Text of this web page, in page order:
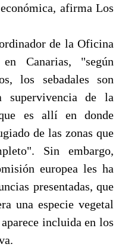
afirma Los
de la Oficina
Canarias, "según
los sebadales son
supervivencia de la
es allí en donde
de las zonas que
Sin embargo,
europea les ha
presentadas, que
una especie vegetal
incluida en los